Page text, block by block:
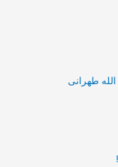
طهرانی